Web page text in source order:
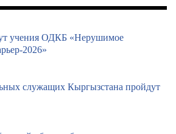
учения ОДКБ «Нерушимое
2026»
служащих Кыргызстана пройдут